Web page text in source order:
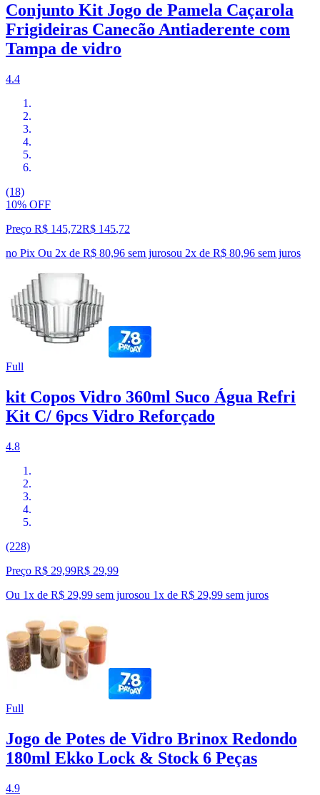
Conjunto Kit Jogo de Pamela Caçarola
Frigideiras Canecão Antiaderente com
Tampa de vidro
4.4
(18)
10% OFF
Preço R$ 145,72R$ 145,72
no Pix Ou 2x de R$ 80,96 sem jurosou 2x de R$ 80,96 sem juros
Full
kit Copos Vidro 360ml Suco Água Refri
Kit C/ 6pcs Vidro Reforçado
4.8
(228)
Preço R$ 29,99R$ 29,99
Ou 1x de R$ 29,99 sem jurosou 1x de R$ 29,99 sem juros
Full
Jogo de Potes de Vidro Brinox Redondo
180ml Ekko Lock & Stock 6 Peças
4.9